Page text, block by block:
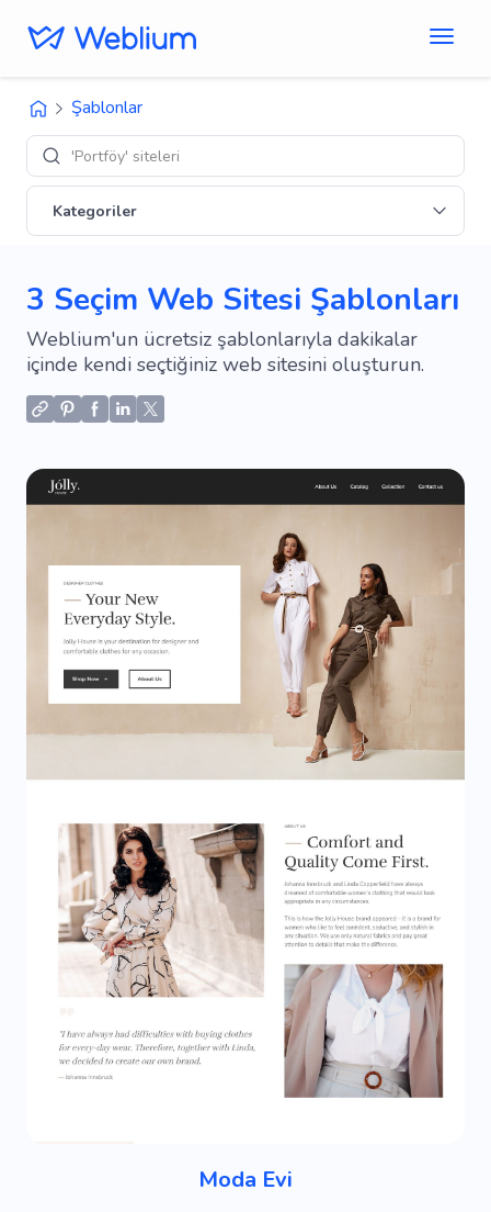
Şablonlar
'Portföy' siteleri
Kategoriler
3 Seçim Web Sitesi Şablonları
Weblium'un ücretsiz şablonlarıyla dakikalar
içinde kendi seçtiğiniz web sitesini oluşturun.
Moda Evi